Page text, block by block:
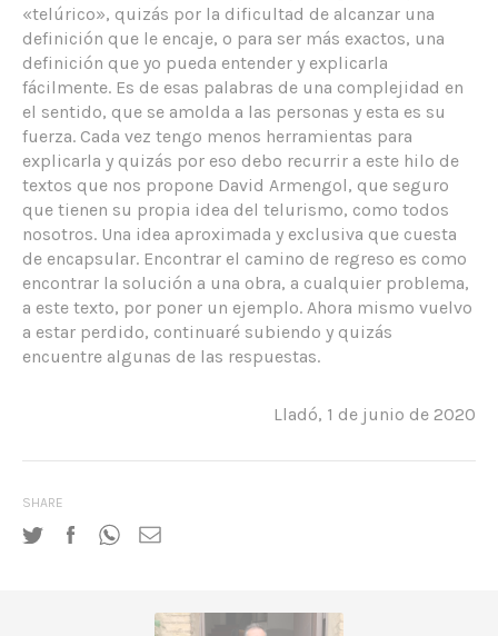
«telúrico», quizás por la dificultad de alcanzar una
definición que le encaje, o para ser más exactos, una
definición que yo pueda entender y explicarla
fácilmente. Es de esas palabras de una complejidad en
el sentido, que se amolda a las personas y esta es su
fuerza. Cada vez tengo menos herramientas para
explicarla y quizás por eso debo recurrir a este hilo de
textos que nos propone David Armengol, que seguro
que tienen su propia idea del telurismo, como todos
nosotros. Una idea aproximada y exclusiva que cuesta
de encapsular. Encontrar el camino de regreso es como
encontrar la solución a una obra, a cualquier problema,
a este texto, por poner un ejemplo. Ahora mismo vuelvo
a estar perdido, continuaré subiendo y quizás
encuentre algunas de las respuestas.
Lladó, 1 de junio de 2020
SHARE